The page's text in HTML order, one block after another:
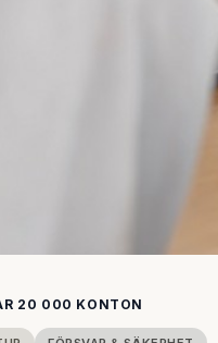
20 000 KONTON